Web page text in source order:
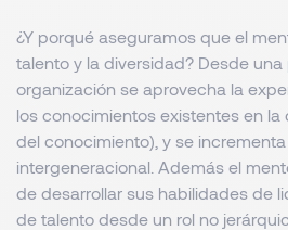
¿Y porqué aseguramos que el
talento y la diversidad? Desde
organización se aprovecha la
los conocimientos existentes en la
del conocimiento), y se
intergeneracional. Además el
de desarrollar sus habilidades de
de talento desde un rol no